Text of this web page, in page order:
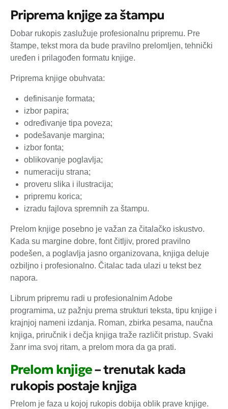
Priprema knjige za štampu
Dobar rukopis zaslužuje profesionalnu pripremu. Pre
štampe, tekst mora da bude pravilno prelomljen, tehnički
uređen i prilagođen formatu knjige.
Priprema knjige obuhvata:
definisanje formata;
izbor papira;
određivanje tipa poveza;
podešavanje margina;
izbor fonta;
oblikovanje poglavlja;
numeraciju strana;
proveru slika i ilustracija;
pripremu korica;
izradu fajlova spremnih za štampu.
Prelom knjige posebno je važan za čitalačko iskustvo.
Kada su margine dobre, font čitljiv, prored pravilno
podešen, a poglavlja jasno organizovana, knjiga deluje
ozbiljno i profesionalno. Čitalac tada ulazi u tekst bez
napora.
Librum pripremu radi u profesionalnim Adobe
programima, uz pažnju prema strukturi teksta, tipu knjige i
krajnjoj nameni izdanja. Roman, zbirka pesama, naučna
knjiga, priručnik i dečja knjiga traže različit pristup. Svaki
žanr ima svoj ritam, a prelom mora da ga prati.
Prelom knjige– trenutak kada
rukopis postaje knjiga
Prelom je faza u kojoj rukopis dobija oblik prave knjige.